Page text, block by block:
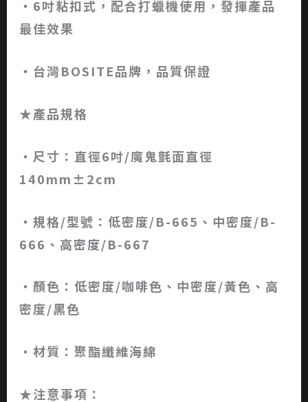
‧6吋粘扣式，配合打蠟機使用，發揮產品
最佳效果
‧台灣BOSITE品牌，品質保證
★產品規格
‧尺寸：直徑6吋/魔鬼氈面直徑
140mm±2cm
‧規格/型號：低密度/B-665、中密度/B-
666、高密度/B-667
‧顏色：低密度/咖啡色、中密度/黃色、高
密度/黑色
‧材質：聚酯纖維海綿
★注意事項：